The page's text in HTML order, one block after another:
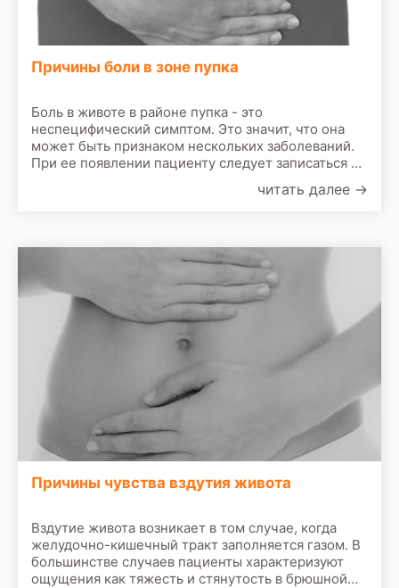
Причины боли в зоне пупка
Боль в животе в районе пупка - это
неспецифический симптом. Это значит, что она
может быть признаком нескольких заболеваний.
При ее появлении пациенту следует записаться на
осмотра врач назначит сделать следующие
читать далее →
Причины чувства вздутия живота
Вздутие живота возникает в том случае, когда
желудочно-кишечный тракт заполняется газом. В
большинстве случаев пациенты характеризуют
ощущения как тяжесть и стянутость в брюшной